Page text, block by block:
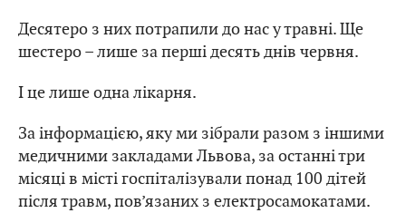
Десятеро з них потрапили до нас у травні. Ще
шестеро – лише за перші десять днів червня.
І це лише одна лікарня.
За інформацією, яку ми зібрали разом з іншими
медичними закладами Львова, за останні три
місяці в місті госпіталізували понад 100 дітей
після травм, пов’язаних з електросамокатами.